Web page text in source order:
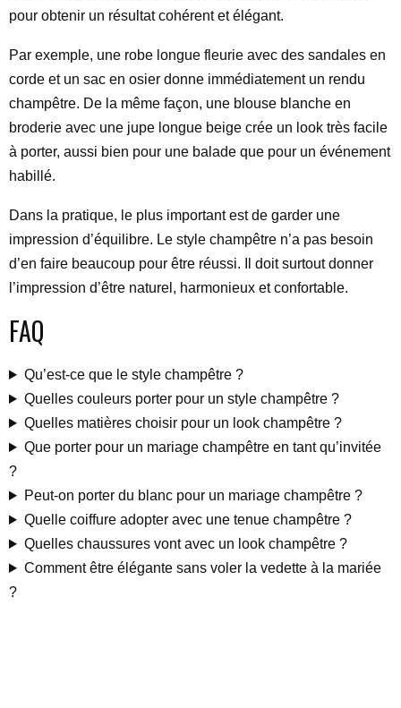
pour obtenir un résultat cohérent et élégant.
Par exemple, une robe longue fleurie avec des sandales en
corde et un sac en osier donne immédiatement un rendu
champêtre. De la même façon, une blouse blanche en
broderie avec une jupe longue beige crée un look très facile
à porter, aussi bien pour une balade que pour un événement
habillé.
Dans la pratique, le plus important est de garder une
impression d’équilibre. Le style champêtre n’a pas besoin
d’en faire beaucoup pour être réussi. Il doit surtout donner
l’impression d’être naturel, harmonieux et confortable.
FAQ
Qu’est-ce que le style champêtre ?
Quelles couleurs porter pour un style champêtre ?
Quelles matières choisir pour un look champêtre ?
Que porter pour un mariage champêtre en tant qu’invitée
?
Peut-on porter du blanc pour un mariage champêtre ?
Quelle coiffure adopter avec une tenue champêtre ?
Quelles chaussures vont avec un look champêtre ?
Comment être élégante sans voler la vedette à la mariée
?